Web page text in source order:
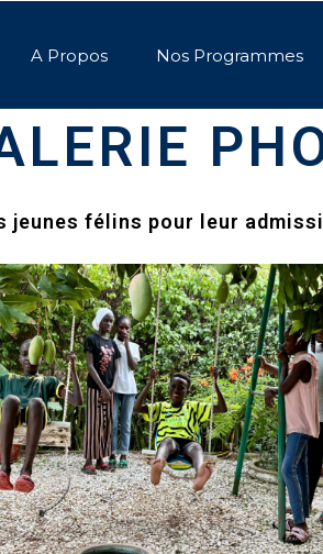
A Propos Nos Programmes
jeunes félins pour leur